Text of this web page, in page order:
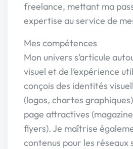
freelance, mettant ma
expertise au service de
Mes compétences
Mon univers s’articule
visuel et de l’expérience
conçois des identités
(logos, chartes
page attractives
flyers). Je maîtrise
contenus pour les réseaux